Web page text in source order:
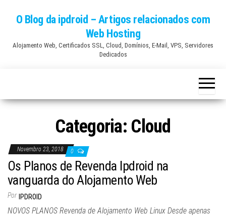
content
O Blog da ipdroid – Artigos relacionados com
Web Hosting
Alojamento Web, Certificados SSL, Cloud, Domínios, E-Mail, VPS, Servidores
Dedicados
Categoria: Cloud
Novembro 23, 2018 0
Os Planos de Revenda Ipdroid na
vanguarda do Alojamento Web
Por IPDROID
NOVOS PLANOS Revenda de Alojamento Web Linux Desde apenas